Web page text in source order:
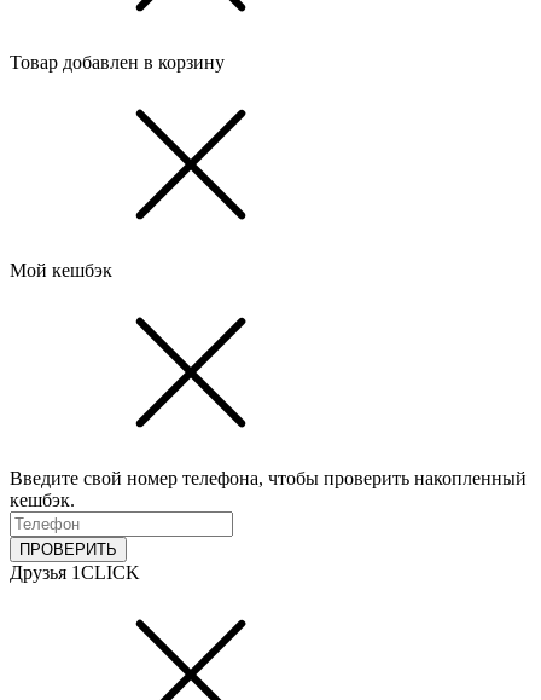
Товар добавлен в корзину
Мой кешбэк
Введите свой номер телефона, чтобы проверить накопленный
кешбэк.
ПРОВЕРИТЬ
Друзья 1CLICK